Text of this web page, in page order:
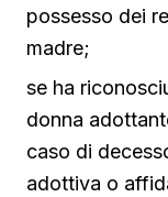
possesso dei
madre;
se ha
donna
caso di
adottiva o